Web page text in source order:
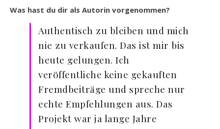
Was hast du dir als Autorin vorgenommen?
Authentisch zu bleiben und mich
nie zu verkaufen. Das ist mir bis
heute gelungen. Ich
veröffentliche keine gekauften
Fremdbeiträge und spreche nur
echte Empfehlungen aus. Das
Projekt war ja lange Jahre